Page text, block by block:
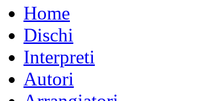
Home
Dischi
Interpreti
Autori